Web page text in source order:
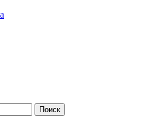
Поиск